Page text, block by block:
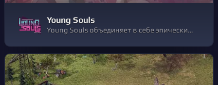
Young Souls
Young Souls объединяет в себе эпические напряженные сражения в подземельях и трогательную историю о сложностях взросления, проблемах дружбы, семьи и морального долга.